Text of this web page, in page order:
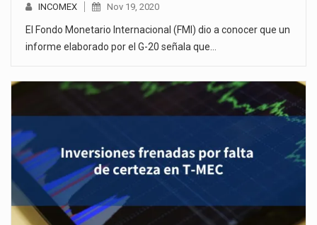
INCOMEX Nov 19, 2020
El Fondo Monetario Internacional (FMI) dio a conocer que un
informe elaborado por el G-20 señala que…